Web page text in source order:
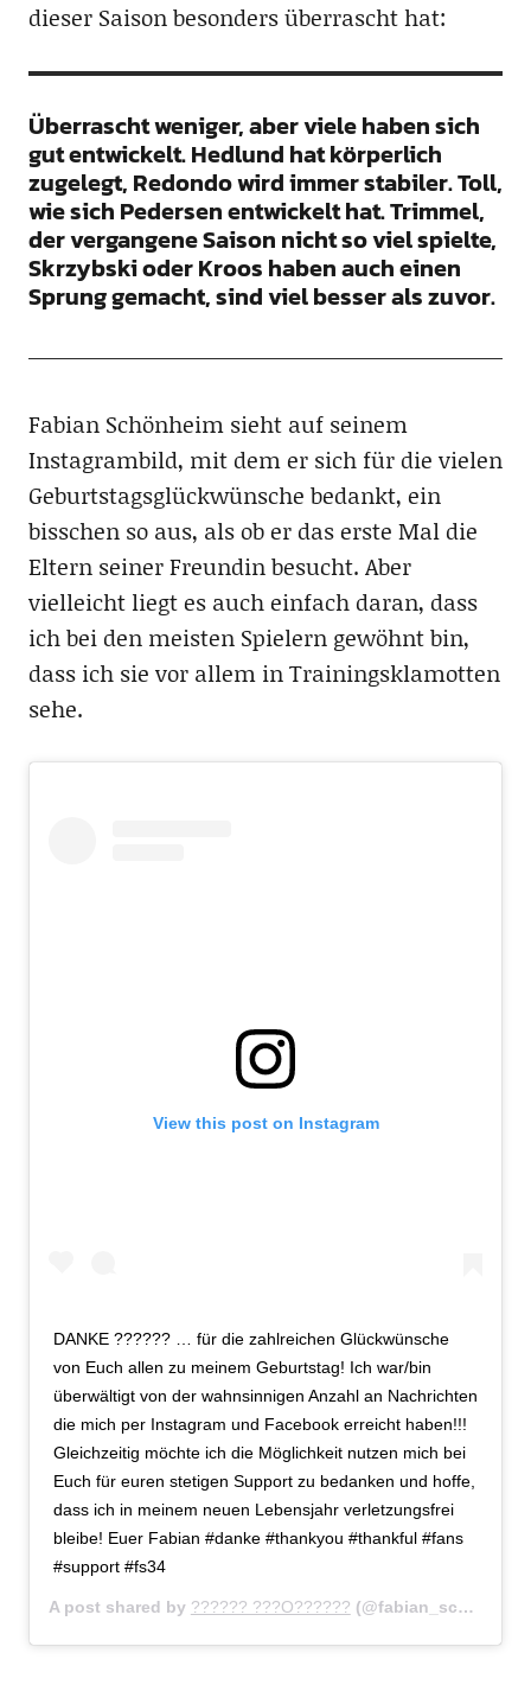
dieser Saison besonders überrascht hat:
Überrascht weniger, aber viele haben sich
gut entwickelt. Hedlund hat körperlich
zugelegt, Redondo wird immer stabiler. Toll,
wie sich Pedersen entwickelt hat. Trimmel,
der vergangene Saison nicht so viel spielte,
Skrzybski oder Kroos haben auch einen
Sprung gemacht, sind viel besser als zuvor.
Fabian Schönheim sieht auf seinem
Instagrambild, mit dem er sich für die vielen
Geburtstagsglückwünsche bedankt, ein
bisschen so aus, als ob er das erste Mal die
Eltern seiner Freundin besucht. Aber
vielleicht liegt es auch einfach daran, dass
ich bei den meisten Spielern gewöhnt bin,
dass ich sie vor allem in Trainingsklamotten
sehe.
View this post on Instagram
DANKE ?????? … für die zahlreichen Glückwünsche
von Euch allen zu meinem Geburtstag! Ich war/bin
überwältigt von der wahnsinnigen Anzahl an Nachrichten
die mich per Instagram und Facebook erreicht haben!!!
Gleichzeitig möchte ich die Möglichkeit nutzen mich bei
Euch für euren stetigen Support zu bedanken und hoffe,
dass ich in meinem neuen Lebensjahr verletzungsfrei
bleibe! Euer Fabian #danke #thankyou #thankful #fans
#support #fs34
A post shared by ?????? ???O?????? (@fabian_schoenheim34) on